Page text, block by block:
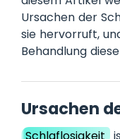
Ursachen der
sie hervorruft,
Behandlung
Ursachen